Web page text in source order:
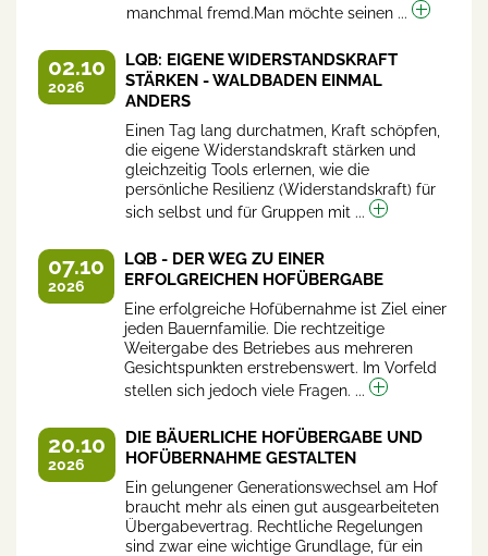
manchmal fremd.Man möchte seinen ...
02.10
2026
LQB: EIGENE WIDERSTANDSKRAFT
STÄRKEN - WALDBADEN EINMAL
ANDERS
Einen Tag lang durchatmen, Kraft schöpfen,
die eigene Widerstandskraft stärken und
gleichzeitig Tools erlernen, wie die
persönliche Resilienz (Widerstandskraft) für
sich selbst und für Gruppen mit ...
07.10
2026
LQB - DER WEG ZU EINER
ERFOLGREICHEN HOFÜBERGABE
Eine erfolgreiche Hofübernahme ist Ziel einer
jeden Bauernfamilie. Die rechtzeitige
Weitergabe des Betriebes aus mehreren
Gesichtspunkten erstrebenswert. Im Vorfeld
stellen sich jedoch viele Fragen. ...
20.10
2026
DIE BÄUERLICHE HOFÜBERGABE UND
HOFÜBERNAHME GESTALTEN
Ein gelungener Generationswechsel am Hof
braucht mehr als einen gut ausgearbeiteten
Übergabevertrag. Rechtliche Regelungen
sind zwar eine wichtige Grundlage, für ein